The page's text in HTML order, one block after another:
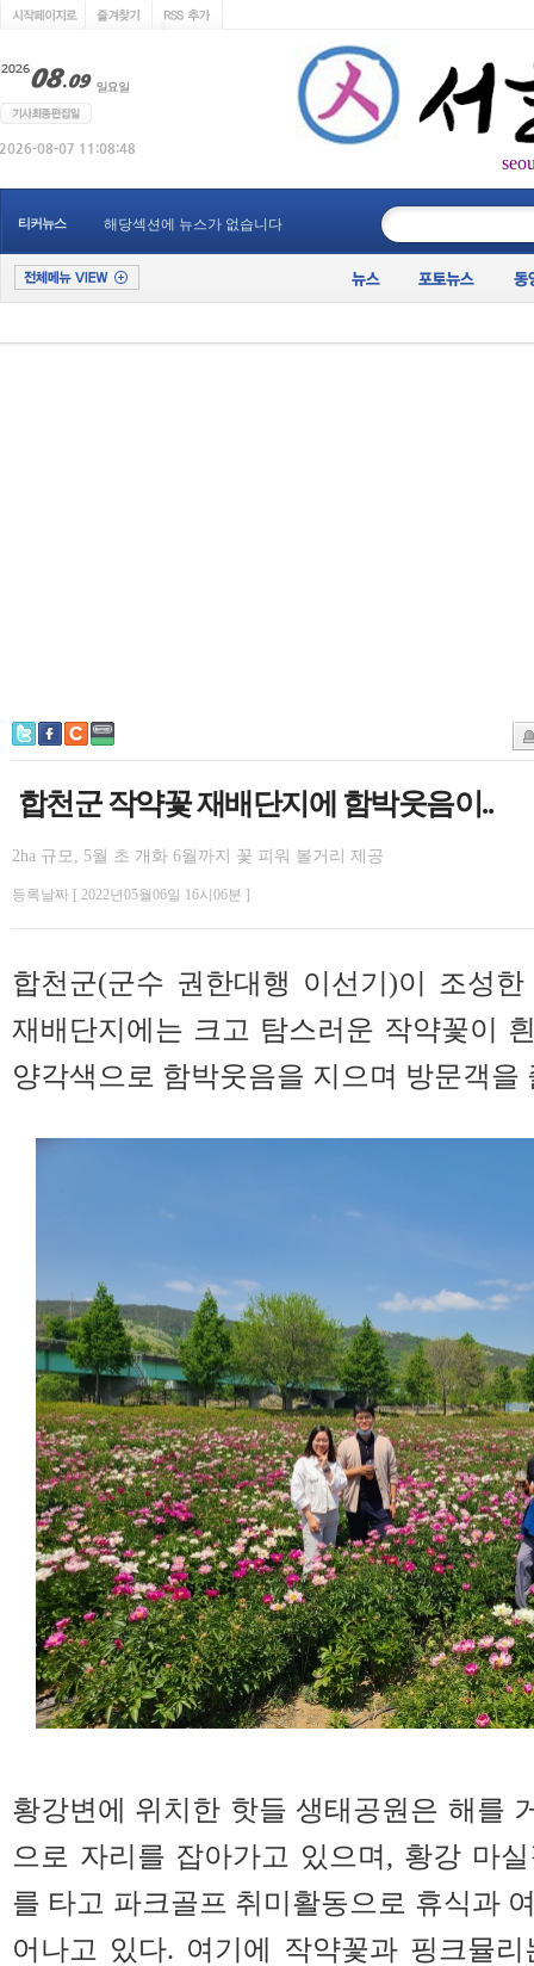
티커뉴스 해당섹션에 뉴스가 없습니다
합천군 작약꽃 재배단지에 함박웃음이..
2ha 규모, 5월 초 개화 6월까지 꽃 피워 볼거리 제공
등록날짜 [ 2022년05월06일 16시06분 ]
합천군(군수 권한대행 이선기)이 조성
재배단지에는 크고 탐스러운 작약꽃이
양각색으로 함박웃음을 지으며 방문객을
황강변에 위치한 핫들 생태공원은 해를
으로 자리를 잡아가고 있으며, 황강 마
를 타고 파크골프 취미활동으로 휴식과
어나고 있다. 여기에 작약꽃과 핑크뮬